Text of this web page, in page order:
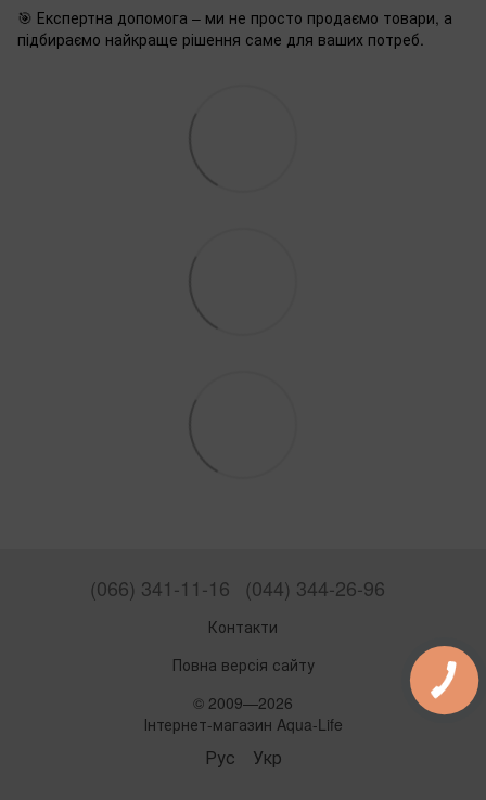
🎯 Експертна допомога – ми не просто продаємо товари, а
підбираємо найкраще рішення саме для ваших потреб.
(066) 341-11-16 (044) 344-26-96
Контакти
Повна версія сайту
© 2009—2026
Інтернет-магазин Aqua-Life
Рус Укр